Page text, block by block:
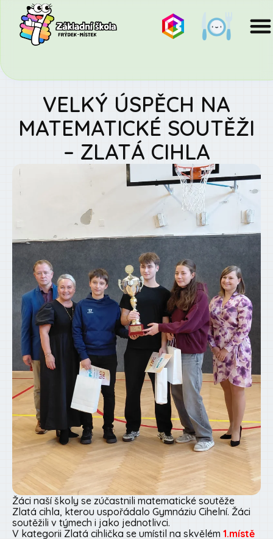
VELKÝ ÚSPĚCH NA
MATEMATICKÉ SOUTĚŽI
– ZLATÁ CIHLA
Žáci naší školy se zúčastnili matematické soutěže
Zlatá cihla, kterou uspořádalo Gymnáziu Cihelní. Žáci
soutěžili v týmech i jako jednotlivci.
V kategorii Zlatá cihlička se umístil na skvělém 1.místě